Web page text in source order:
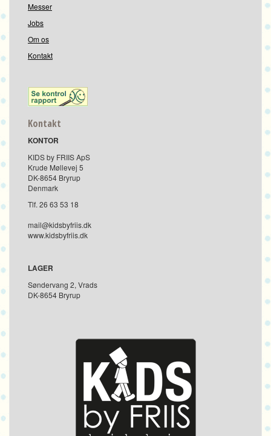
Messer
Jobs
Om os
Kontakt
Kontakt
KONTOR
KIDS by FRIIS ApS
Krude Møllevej 5
DK-8654 Bryrup
Denmark
Tlf. 26 63 53 18
mail@kidsbyfriis.dk
www.kidsbyfriis.dk
LAGER
Søndervang 2, Vrads
DK-8654 Bryrup